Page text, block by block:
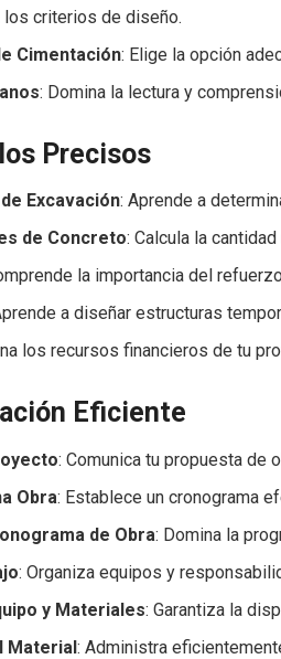
los criterios de diseño.
Cimentación: Elige la opción
: Domina la lectura y
Precisos
Excavación: Aprende a
de Concreto: Calcula la
la importancia del
a diseñar estructuras
los recursos financieros de tu
Eficiente
: Comunica tu propuesta de
Obra: Establece un cronograma
de Obra: Domina la
: Organiza equipos y
y Materiales: Garantiza la
Material: Administra